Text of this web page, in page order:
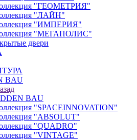
"ГЕОМЕТРИЯ"
"ЛАЙН"
"ИМПЕРИЯ"
"МЕГАПОЛИС"
двери
BAU
BAU
"SPACEINNOVATION"
"ABSOLUT"
"QUADRO"
"VINTAGE"